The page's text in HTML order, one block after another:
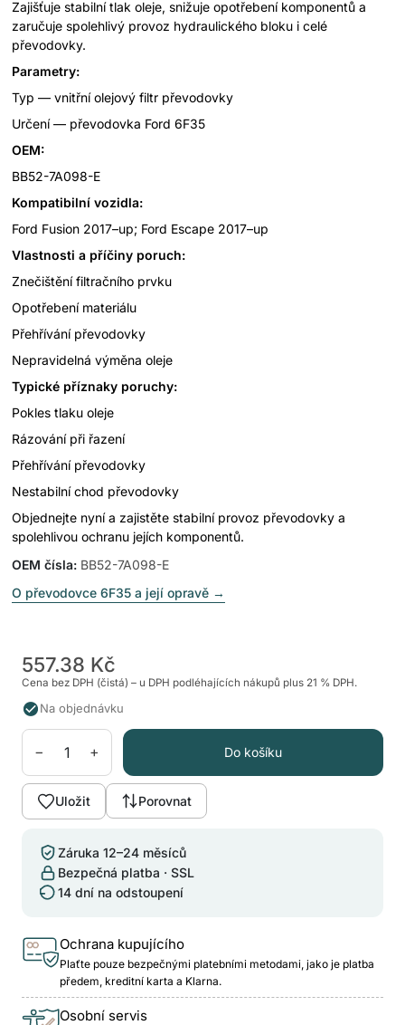
Zajišťuje stabilní tlak oleje, snižuje opotřebení komponentů a
zaručuje spolehlivý provoz hydraulického bloku i celé
převodovky.
Parametry:
Typ — vnitřní olejový filtr převodovky
Určení — převodovka Ford 6F35
OEM:
BB52-7A098-E
Kompatibilní vozidla:
Ford Fusion 2017–up; Ford Escape 2017–up
Vlastnosti a příčiny poruch:
Znečištění filtračního prvku
Opotřebení materiálu
Přehřívání převodovky
Nepravidelná výměna oleje
Typické příznaky poruchy:
Pokles tlaku oleje
Rázování při řazení
Přehřívání převodovky
Nestabilní chod převodovky
Objednejte nyní a zajistěte stabilní provoz převodovky a
spolehlivou ochranu jejích komponentů.
OEM čísla: BB52-7A098-E
O převodovce 6F35 a její opravě →
557.38 Kč
Cena bez DPH (čistá) – u DPH podléhajících nákupů plus 21 % DPH.
Na objednávku
− + Do košíku
Uložit Porovnat
Záruka 12–24 měsíců
Bezpečná platba · SSL
14 dní na odstoupení
Ochrana kupujícího
Plaťte pouze bezpečnými platebními metodami, jako je platba
předem, kreditní karta a Klarna.
Osobní servis